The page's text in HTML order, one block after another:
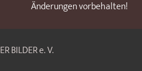
Änderungen vorbehalten!
BILDER e. V.